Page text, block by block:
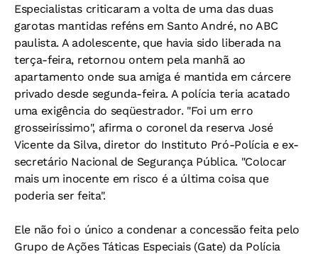
Especialistas criticaram a volta de uma das duas
garotas mantidas reféns em Santo André, no ABC
paulista. A adolescente, que havia sido liberada na
terça-feira, retornou ontem pela manhã ao
apartamento onde sua amiga é mantida em cárcere
privado desde segunda-feira. A polícia teria acatado
uma exigência do seqüestrador. "Foi um erro
grosseiríssimo", afirma o coronel da reserva José
Vicente da Silva, diretor do Instituto Pró-Polícia e ex-
secretário Nacional de Segurança Pública. "Colocar
mais um inocente em risco é a última coisa que
poderia ser feita".
Ele não foi o único a condenar a concessão feita pelo
Grupo de Ações Táticas Especiais (Gate) da Polícia